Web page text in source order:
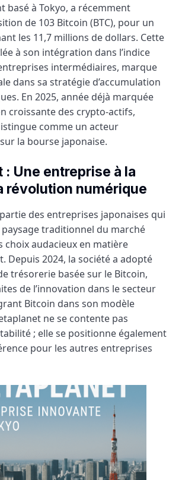
basé à Tokyo, a récemment
de 103 Bitcoin (BTC), pour un
les 11,7 millions de dollars. Cette
à son intégration dans l’indice
entreprises intermédiaires, marque
dans sa stratégie d’accumulation
En 2025, année déjà marquée
croissante des crypto-actifs,
comme un acteur
la bourse japonaise.
: Une entreprise à la
révolution numérique
des entreprises japonaises qui
traditionnel du marché
choix audacieux en matière
Depuis 2024, la société a adopté
trésorerie basée sur le Bitcoin,
de l’innovation dans le secteur
Bitcoin dans son modèle
ne se contente pas
; elle se positionne également
pour les autres entreprises